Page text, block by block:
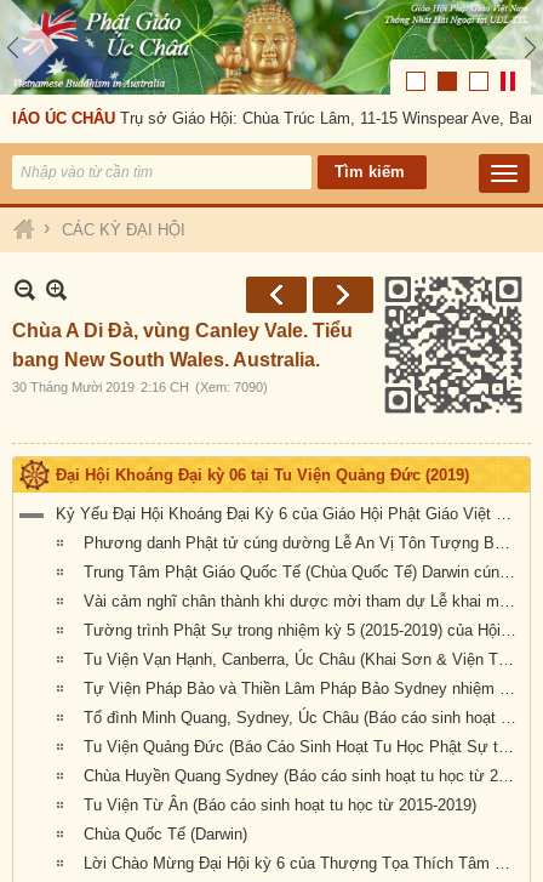
ÚC CHÂU Trụ sở Giáo Hội: Chùa Trúc Lâm, 11-15 Winspear Ave,
› CÁC KỲ ĐẠI HỘI
Chùa A Di Đà, vùng Canley Vale. Tiểu
bang New South Wales. Australia.
30 Tháng Mười 2019 2:16 CH (Xem: 7090)
Đại Hội Khoáng Đại kỳ 06 tại Tu Viện Quảng Đức (2019)
Kỷ Yếu Đại Hội Khoáng Đại Kỳ 6 của Giáo Hội Phật Giáo Việt Nam Thống Nhất Hải Ngoại tại Úc Đại Lợi-Tân Tây Lan
Phương danh Phật tử cúng dường Lễ An Vị Tôn Tượng Bồ Tát Địa Tạng, Quan Âm & Đại Hội Kỳ 6 tại Tu Viện Quảng Đức
Trung Tâm Phật Giáo Quốc Tế (Chùa Quốc Tế) Darwin cúng dường Đại Hội Kỳ 6
Vài cảm nghĩ chân thành khi dược mời tham dự Lễ khai mạc Đại Hội Kỳ 6
Tường trình Phật Sự trong nhiệm kỳ 5 (2015-2019) của Hội Đồng Điều Hành (Văn Phòng Phó Tổng Thư Ký Giáo Hội, TK.Thích Nguyên Tạng báo cáo)
Tu Viện Vạn Hạnh, Canberra, Úc Châu (Khai Sơn & Viện Trưởng : HT Thích Quảng Ba, Báo cáo sinh hoạt tu học từ 2015-2019)
Tự Viện Pháp Bảo và Thiền Lâm Pháp Bảo Sydney nhiệm kỳ 2015 – 2019
Tổ đình Minh Quang, Sydney, Úc Châu (Báo cáo sinh hoạt tu học từ 2015-2019)
Tu Viện Quảng Đức (Báo Cáo Sinh Hoạt Tu Học Phật Sự từ 2015-2019)
Chùa Huyền Quang Sydney (Báo cáo sinh hoạt tu học từ 2015-2019)
Tu Viện Từ Ân (Báo cáo sinh hoạt tu học từ 2015-2019)
Chùa Quốc Tế (Darwin)
Lời Chào Mừng Đại Hội kỳ 6 của Thượng Tọa Thích Tâm Phương